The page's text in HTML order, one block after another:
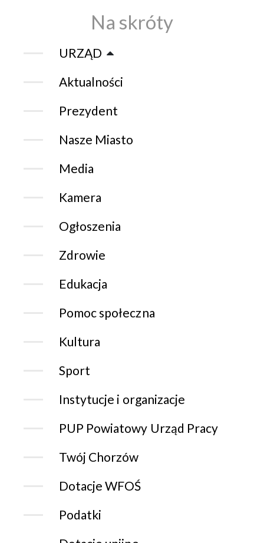
Na skróty
URZĄD
Aktualności
Prezydent
Nasze Miasto
Media
Kamera
Ogłoszenia
Zdrowie
Edukacja
Pomoc społeczna
Kultura
Sport
Instytucje i organizacje
PUP Powiatowy Urząd Pracy
Twój Chorzów
Dotacje WFOŚ
Podatki